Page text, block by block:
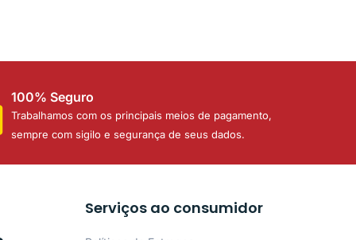
100% Seguro
Trabalhamos com os principais meios de pagamento,
sempre com sigilo e segurança de seus dados.
Serviços ao consumidor